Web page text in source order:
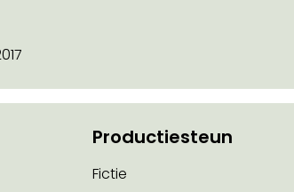
Productiesteun
Fictie